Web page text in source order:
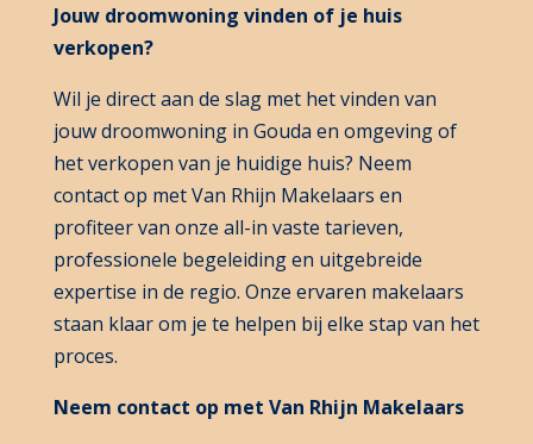
Jouw droomwoning vinden of je huis
verkopen?
Wil je direct aan de slag met het vinden van
jouw droomwoning in Gouda en omgeving of
het verkopen van je huidige huis? Neem
contact op met Van Rhijn Makelaars en
profiteer van onze all-in vaste tarieven,
professionele begeleiding en uitgebreide
expertise in de regio. Onze ervaren makelaars
staan klaar om je te helpen bij elke stap van het
proces.
Neem contact op met Van Rhijn Makelaars